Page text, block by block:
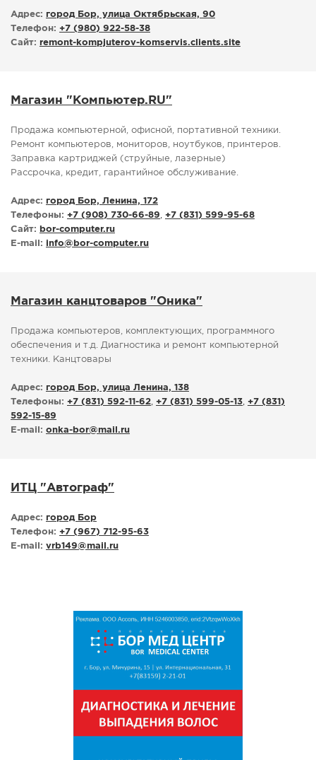
Адрес: город Бор, улица Октябрьская, 90
Телефон: +7 (980) 922-58-38
Сайт: remont-kompjuterov-komservis.clients.site
Магазин "Компьютер.RU"
Продажа компьютерной, офисной, портативной техники.
Ремонт компьютеров, мониторов, ноутбуков, принтеров.
Заправка картриджей (струйные, лазерные)
Рассрочка, кредит, гарантийное обслуживание.
Адрес: город Бор, Ленина, 172
Телефоны: +7 (908) 730-66-89
+7 (831) 599-95-68
Сайт:
bor-computer.ru
E-mail: info@ bor-computer.ru
Магазин канцтоваров "Оника"
Продажа компьютеров, комплектующих, программного
обеспечения и т.д. Диагностика и ремонт компьютерной
техники. Канцтовары
Адрес: город Бор, улица Ленина, 138
Телефоны: +7 (831) 592-11-62 +7 (831) 599-05-13
+7 (831)
592-15-89
E-mail: onka-bor@mail.ru
ИТЦ "Автограф"
Адрес: город Бор
Телефон: +7 (967) 712-95-63
E-mail: vrb149@mail.ru